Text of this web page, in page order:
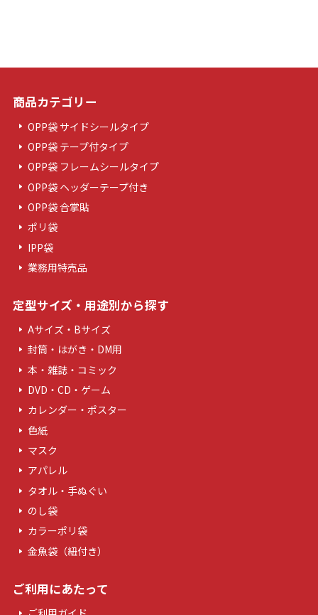
商品カテゴリー
OPP袋 サイドシールタイプ
OPP袋 テープ付タイプ
OPP袋 フレームシールタイプ
OPP袋 ヘッダーテープ付き
OPP袋 合掌貼
ポリ袋
IPP袋
業務用特売品
定型サイズ・用途別から探す
Aサイズ・Bサイズ
封筒・はがき・DM用
本・雑誌・コミック
DVD・CD・ゲーム
カレンダー・ポスター
色紙
マスク
アパレル
タオル・手ぬぐい
のし袋
カラーポリ袋
金魚袋（紐付き）
ご利用にあたって